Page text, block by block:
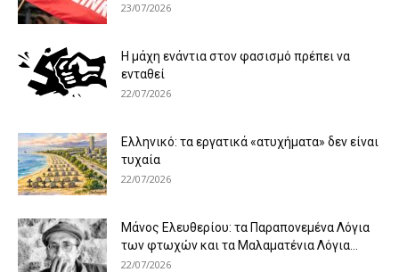
23/07/2026
Η μάχη ενάντια στον φασισμό πρέπει να
ενταθεί
22/07/2026
Ελληνικό: τα εργατικά «ατυχήματα» δεν είναι
τυχαία
22/07/2026
Μάνος Ελευθερίου: τα Παραπονεμένα Λόγια
των φτωχών και τα Μαλαματένια Λόγια...
22/07/2026